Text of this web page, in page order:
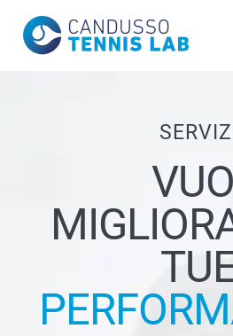
Hyper Strings online shop